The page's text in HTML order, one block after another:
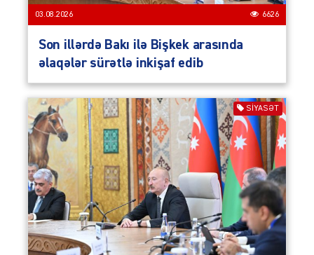
03.08.2026 6626
Son illərdə Bakı ilə Bişkek arasında
əlaqələr sürətlə inkişaf edib
SIYASƏT